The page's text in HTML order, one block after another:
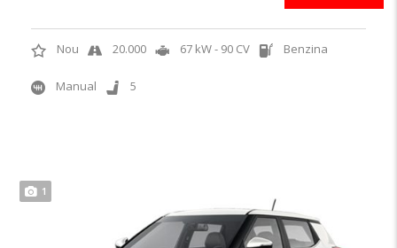
Nou 20.000 67 kW - 90 CV Benzina
Manual 5
1